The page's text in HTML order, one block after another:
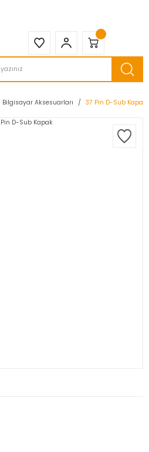
Bilgisayar Aksesuarları 37 Pin D-Sub Kapak